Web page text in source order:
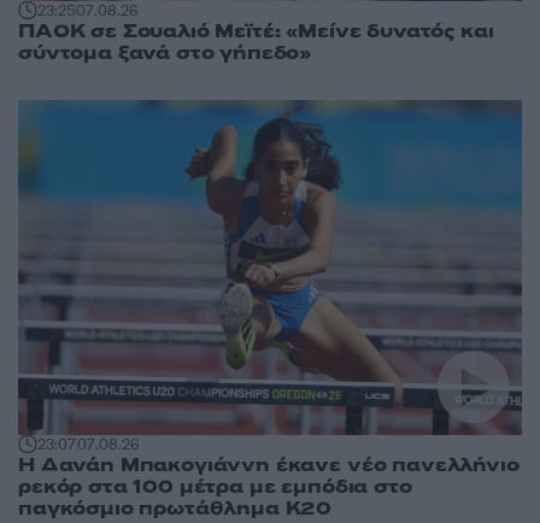
23:2507.08.26
ΠΑΟΚ σε Σουαλιό Μεϊτέ: «Μείνε δυνατός και
σύντομα ξανά στο γήπεδο»
23:0707.08.26
Η Δανάη Μπακογιάννη έκανε νέο πανελλήνιο
ρεκόρ στα 100 μέτρα με εμπόδια στο
παγκόσμιο πρωτάθλημα Κ20